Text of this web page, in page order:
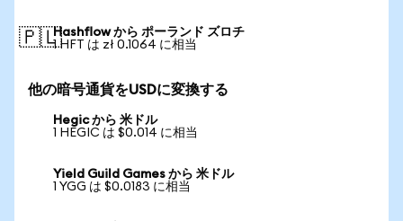
🇵🇱Hashflow から ポーランド ズロチ
1 HFT は zł 0.1064 に相当
他の暗号通貨をUSDに変換する
Hegic から 米ドル
1 HEGIC は $0.014 に相当
Yield Guild Games から 米ドル
1 YGG は $0.0183 に相当